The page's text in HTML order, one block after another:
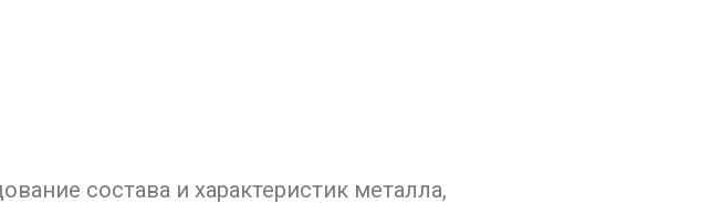
состава и характеристик металла,